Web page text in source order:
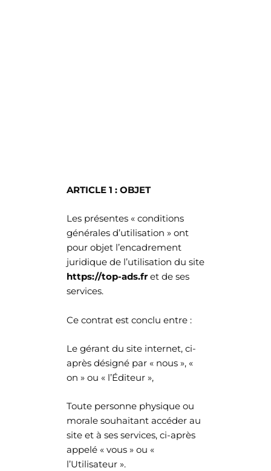
ARTICLE 1 : OBJET
Les présentes « conditions
générales d’utilisation » ont
pour objet l’encadrement
juridique de l’utilisation du site
https://top-ads.fr et de ses
services.
Ce contrat est conclu entre :
Le gérant du site internet, ci-
après désigné par « nous », «
on » ou « l’Éditeur »,
Toute personne physique ou
morale souhaitant accéder au
site et à ses services, ci-après
appelé « vous » ou «
l’Utilisateur ».